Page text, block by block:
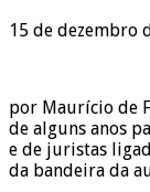
15 de dezembro
por Maurício de
de alguns anos
e de juristas
da bandeira da